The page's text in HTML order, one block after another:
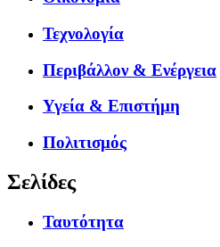
Τεχνολογία
Περιβάλλον & Ενέργεια
Υγεία & Επιστήμη
Πολιτισμός
Σελίδες
Ταυτότητα